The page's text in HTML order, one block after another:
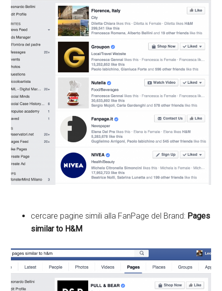
cercare pagine simili alla FanPage del Brand: Pages
similar to H&M